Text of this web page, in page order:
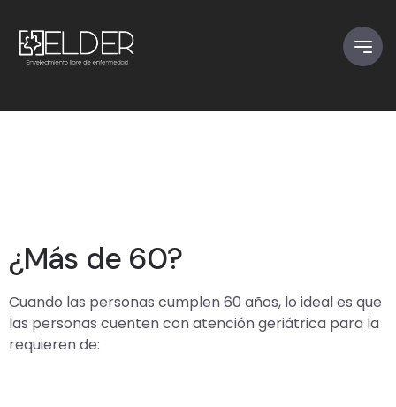
¿Más de 60?
Cuando las personas cumplen 60 años, lo ideal es que
las personas cuenten con atención geriátrica para la
requieren de: